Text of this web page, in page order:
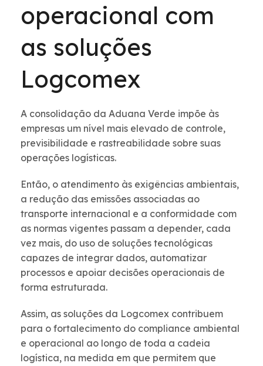
operacional com
as soluções
Logcomex
A consolidação da Aduana Verde impõe às
empresas um nível mais elevado de controle,
previsibilidade e rastreabilidade sobre suas
operações logísticas.
Então, o atendimento às exigências ambientais,
a redução das emissões associadas ao
transporte internacional e a conformidade com
as normas vigentes passam a depender, cada
vez mais, do uso de soluções tecnológicas
capazes de integrar dados, automatizar
processos e apoiar decisões operacionais de
forma estruturada.
Assim, as soluções da Logcomex contribuem
para o fortalecimento do compliance ambiental
e operacional ao longo de toda a cadeia
logística, na medida em que permitem que